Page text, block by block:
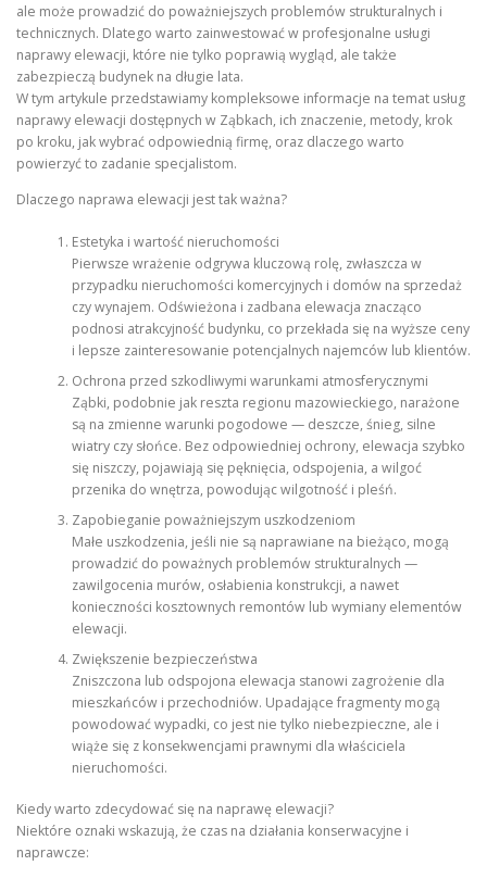
ale może prowadzić do poważniejszych problemów strukturalnych i
technicznych. Dlatego warto zainwestować w profesjonalne usługi
naprawy elewacji, które nie tylko poprawią wygląd, ale także
zabezpieczą budynek na długie lata.
W tym artykule przedstawiamy kompleksowe informacje na temat usług
naprawy elewacji dostępnych w Ząbkach, ich znaczenie, metody, krok
po kroku, jak wybrać odpowiednią firmę, oraz dlaczego warto
powierzyć to zadanie specjalistom.
Dlaczego naprawa elewacji jest tak ważna?
Estetyka i wartość nieruchomości
Pierwsze wrażenie odgrywa kluczową rolę, zwłaszcza w
przypadku nieruchomości komercyjnych i domów na sprzedaż
czy wynajem. Odświeżona i zadbana elewacja znacząco
podnosi atrakcyjność budynku, co przekłada się na wyższe ceny
i lepsze zainteresowanie potencjalnych najemców lub klientów.
Ochrona przed szkodliwymi warunkami atmosferycznymi
Ząbki, podobnie jak reszta regionu mazowieckiego, narażone
są na zmienne warunki pogodowe — deszcze, śnieg, silne
wiatry czy słońce. Bez odpowiedniej ochrony, elewacja szybko
się niszczy, pojawiają się pęknięcia, odspojenia, a wilgoć
przenika do wnętrza, powodując wilgotność i pleśń.
Zapobieganie poważniejszym uszkodzeniom
Małe uszkodzenia, jeśli nie są naprawiane na bieżąco, mogą
prowadzić do poważnych problemów strukturalnych —
zawilgocenia murów, osłabienia konstrukcji, a nawet
konieczności kosztownych remontów lub wymiany elementów
elewacji.
Zwiększenie bezpieczeństwa
Zniszczona lub odspojona elewacja stanowi zagrożenie dla
mieszkańców i przechodniów. Upadające fragmenty mogą
powodować wypadki, co jest nie tylko niebezpieczne, ale i
wiąże się z konsekwencjami prawnymi dla właściciela
nieruchomości.
Kiedy warto zdecydować się na naprawę elewacji?
Niektóre oznaki wskazują, że czas na działania konserwacyjne i
naprawcze: